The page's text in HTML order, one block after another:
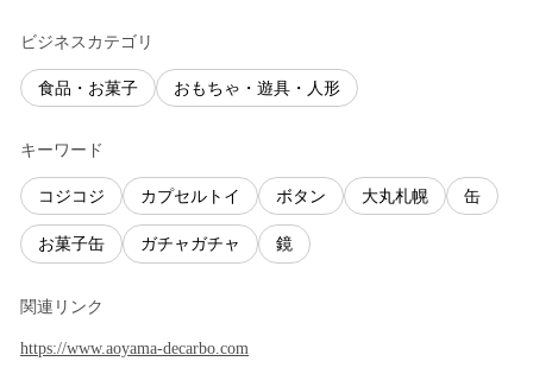
ビジネスカテゴリ
食品・お菓子 おもちゃ・遊具・人形
キーワード
コジコジ カプセルトイ ボタン 大丸札幌 缶
お菓子缶 ガチャガチャ 鏡
関連リンク
https://www.aoyama-decarbo.com